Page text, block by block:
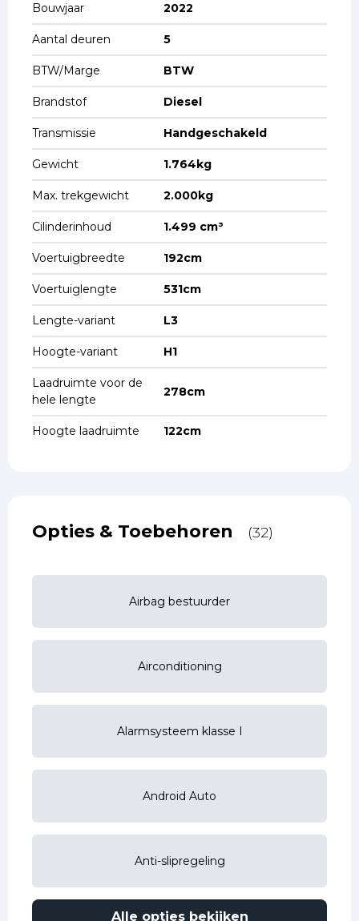
Bouwjaar 2022
Aantal deuren 5
BTW/Marge BTW
Brandstof Diesel
Transmissie Handgeschakeld
Gewicht 1.764kg
Max. trekgewicht 2.000kg
Cilinderinhoud 1.499 cm³
Voertuigbreedte 192cm
Voertuiglengte 531cm
Lengte-variant L3
Hoogte-variant H1
Laadruimte voor de
hele lengte
278cm
Hoogte laadruimte 122cm
Opties & Toebehoren (32)
Airbag bestuurder
Airconditioning
Alarmsysteem klasse I
Android Auto
Anti-slipregeling
Alle opties bekijken